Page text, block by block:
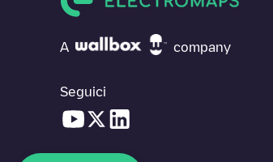
A company
Seguici